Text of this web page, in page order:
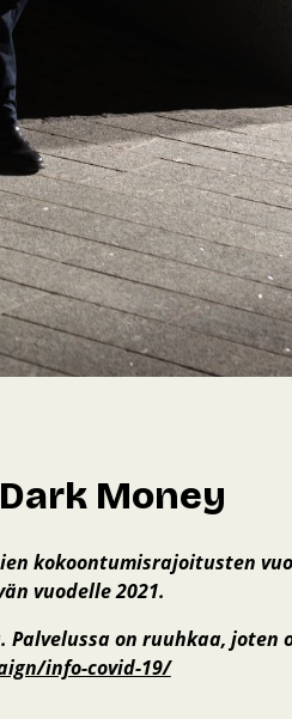
Money
kokoontumisrajoitusten
vuodelle 2021.
on ruuhkaa, joten
info-covid-19/